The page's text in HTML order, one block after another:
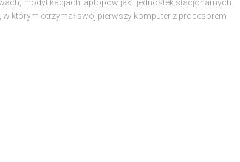
modyfikacjach laptopów jak i jednostek stacjonarnych.
którym otrzymał swój pierwszy komputer z procesorem